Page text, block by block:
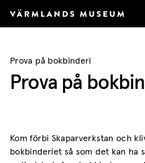
Prova på bokbinderi
Prova på
Kom förbi Skaparverkstan och
bokbinderiet så som det kan ha